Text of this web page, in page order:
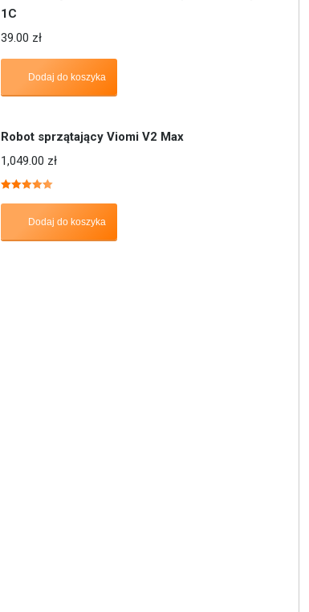
1C
39.00 zł
Dodaj do koszyka
Robot sprzątający Viomi V2 Max
1,049.00 zł
5.00
Dodaj do koszyka